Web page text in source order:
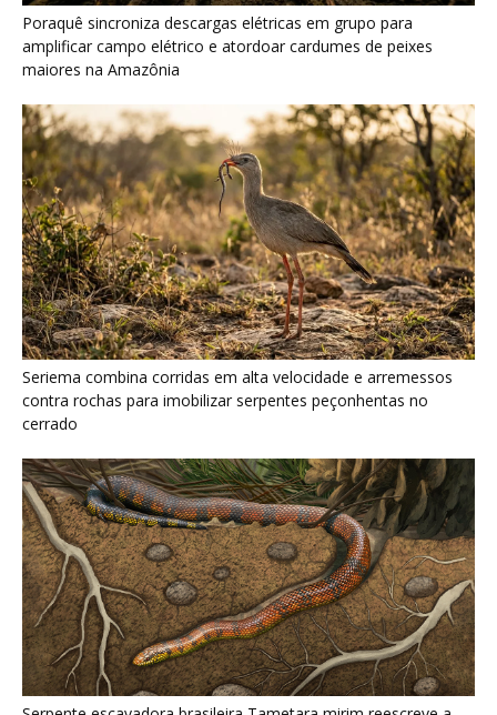
Seriema combina corridas em alta velocidade e arremessos
contra rochas para imobilizar serpentes peçonhentas no
cerrado
Serpente escavadora brasileira Tametara mirim reescreve a
evolução dos répteis
Como a majestosa onça pintada protege as margens dos rios
e sustenta o equilíbrio ecológico na floresta amazônica